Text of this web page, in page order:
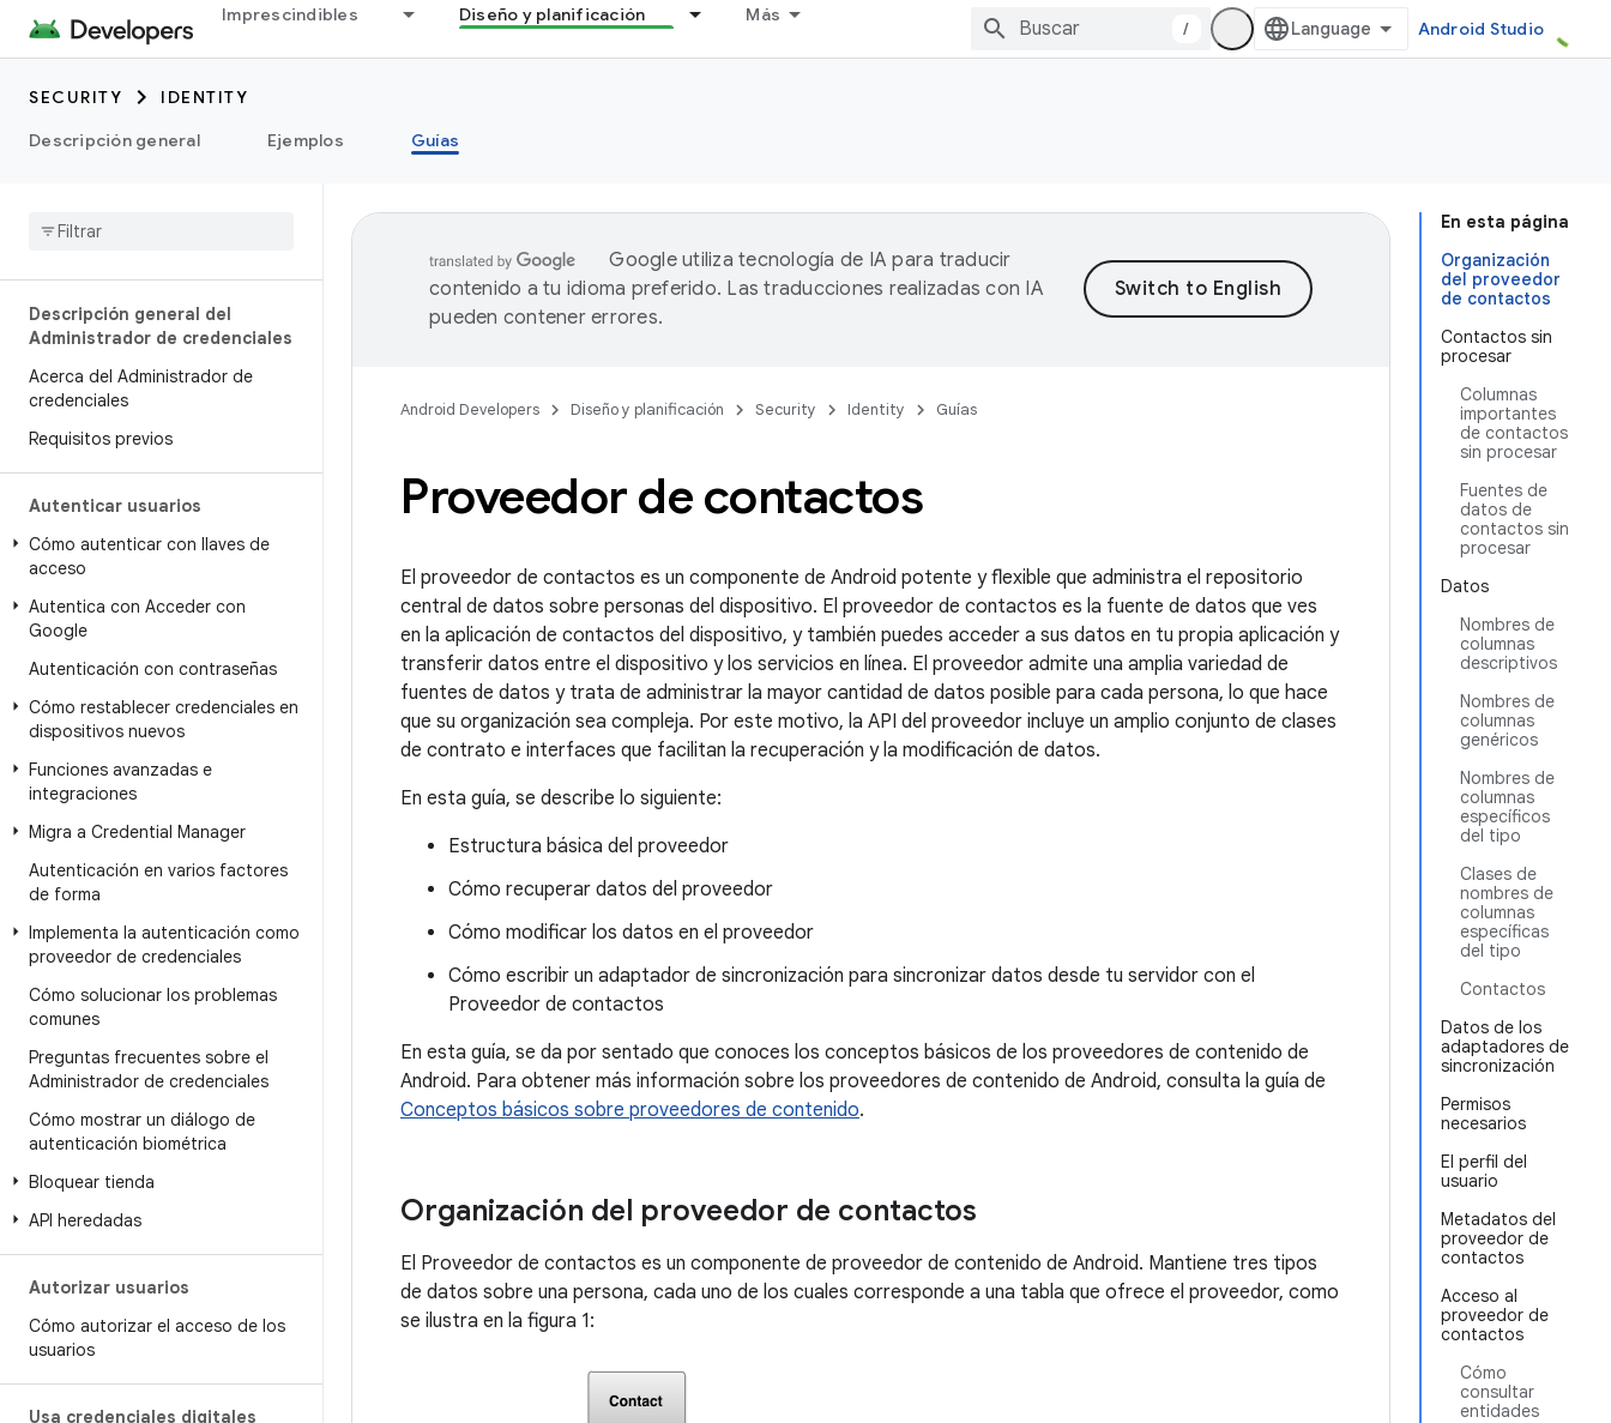
Imprescindibles Diseño y planificación Más
/ Android Studio
SECURITY
IDENTITY
Descripción general
Ejemplos Guías
Descripción general del
Administrador de credenciales
Acerca del Administrador de
credenciales
Requisitos previos
Autenticar usuarios
Cómo autenticar con llaves de
acceso
Autentica con Acceder con
Google
Autenticación con contraseñas
Cómo restablecer credenciales en
dispositivos nuevos
Funciones avanzadas e
integraciones
Migra a Credential Manager
Autenticación en varios factores
de forma
Implementa la autenticación como
proveedor de credenciales
Cómo solucionar los problemas
comunes
Preguntas frecuentes sobre el
Administrador de credenciales
Cómo mostrar un diálogo de
autenticación biométrica
Bloquear tienda
API heredadas
Autorizar usuarios
Cómo autorizar el acceso de los
usuarios
Usa credenciales digitales
En esta página
Organización
del proveedor
de contactos
Contactos sin
procesar
Columnas
importantes
de contactos
sin procesar
Fuentes de
datos de
contactos sin
procesar
Datos
Nombres de
columnas
descriptivos
Nombres de
columnas
genéricos
Nombres de
columnas
específicos
del tipo
Clases de
nombres de
columnas
específicas
del tipo
Contactos
Datos de los
adaptadores de
sincronización
Permisos
necesarios
El perfil del
usuario
Metadatos del
proveedor de
contactos
Acceso al
proveedor de
contactos
Cómo
consultar
entidades
Google utiliza tecnología de IA para traducir
contenido a tu idioma preferido. Las traducciones realizadas con IA
pueden contener errores.
Android Developers Diseño y planificación Security Identity Guías
Proveedor de contactos
El proveedor de contactos es un componente de Android potente y flexible que administra el repositorio
central de datos sobre personas del dispositivo. El proveedor de contactos es la fuente de datos que ves
en la aplicación de contactos del dispositivo, y también puedes acceder a sus datos en tu propia aplicación y
transferir datos entre el dispositivo y los servicios en línea. El proveedor admite una amplia variedad de
fuentes de datos y trata de administrar la mayor cantidad de datos posible para cada persona, lo que hace
que su organización sea compleja. Por este motivo, la API del proveedor incluye un amplio conjunto de clases
de contrato e interfaces que facilitan la recuperación y la modificación de datos.
En esta guía, se describe lo siguiente:
Estructura básica del proveedor
Cómo recuperar datos del proveedor
Cómo modificar los datos en el proveedor
Cómo escribir un adaptador de sincronización para sincronizar datos desde tu servidor con el
Proveedor de contactos
En esta guía, se da por sentado que conoces los conceptos básicos de los proveedores de contenido de
Android. Para obtener más información sobre los proveedores de contenido de Android, consulta la guía de
Conceptos básicos sobre proveedores de contenido.
Organización del proveedor de contactos
El Proveedor de contactos es un componente de proveedor de contenido de Android. Mantiene tres tipos
de datos sobre una persona, cada uno de los cuales corresponde a una tabla que ofrece el proveedor, como
se ilustra en la figura 1: